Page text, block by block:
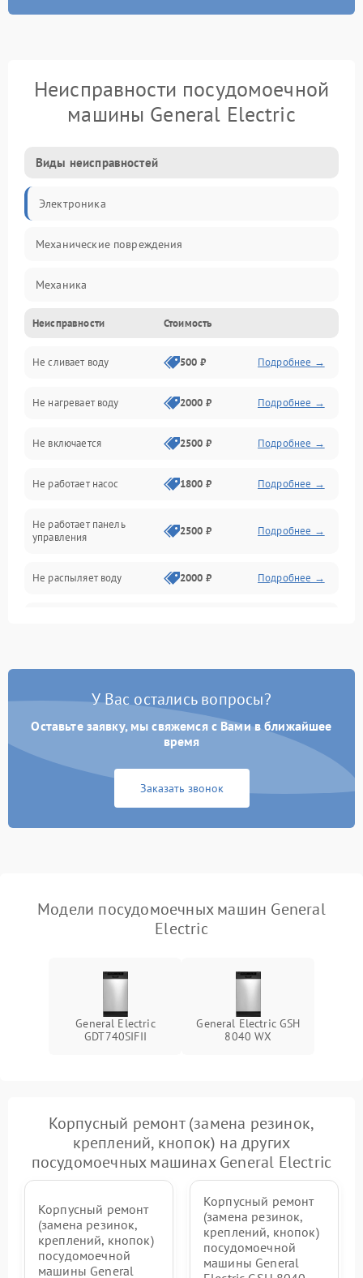
Неисправности посудомоечной
машины General Electric
Виды неисправностей
Электроника
Механические повреждения
Механика
Управление
Электропитание
Датчики
Нагрев
Вода
Гигиена
Программное обеспечение
Неисправности Стоимость
Не сливает воду 500 ₽ Подробнее →
Не нагревает воду 2000 ₽ Подробнее →
Не включается 2500 ₽ Подробнее →
Не работает насос 1800 ₽ Подробнее →
Не работает панель
управления
2500 ₽ Подробнее →
Не распыляет воду 2000 ₽ Подробнее →
Проблемы с набором
Не работает сушилка 2100 ₽ Подробнее →
Сбои в работе таймера 1700 ₽
У Вас остались вопросы?
Оставьте заявку, мы свяжемся с Вами в ближайшее
время
Заказать звонок
Модели посудомоечных машин General
Electric
General Electric
GDT740SIFII
General Electric GSH
8040 WX
Корпусный ремонт (замена резинок,
креплений, кнопок) на других
посудомоечных машинах General Electric
Корпусный ремонт
(замена резинок,
креплений, кнопок)
посудомоечной
машины General
Корпусный ремонт
(замена резинок,
креплений, кнопок)
посудомоечной
машины General